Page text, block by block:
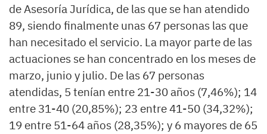
de Asesoría Jurídica, de las que se han atendido
89, siendo finalmente unas 67 personas las que
han necesitado el servicio. La mayor parte de las
actuaciones se han concentrado en los meses de
marzo, junio y julio. De las 67 personas
atendidas, 5 tenían entre 21-30 años (7,46%); 14
entre 31-40 (20,85%); 23 entre 41-50 (34,32%);
19 entre 51-64 años (28,35%); y 6 mayores de 65